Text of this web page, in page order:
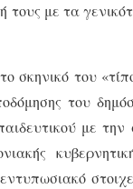
τους με τα
του
του
με την